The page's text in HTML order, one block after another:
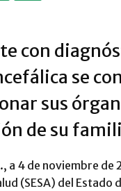
con
se
sus
de su
a 4 de noviembre de
(SESA) del Estado